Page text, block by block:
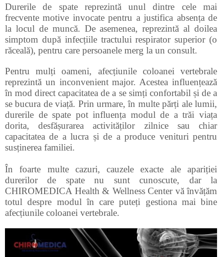
Durerile de spate reprezintă unul dintre cele mai
frecvente motive invocate pentru a justifica absența de
la locul de muncă. De asemenea, reprezintă al doilea
simptom după infecțiile tractului respirator superior (o
răceală), pentru care persoanele merg la un consult.
Pentru mulți oameni, afecțiunile coloanei vertebrale
reprezintă un inconvenient major. Acestea influențează
în mod direct capacitatea de a se simți confortabil și de a
se bucura de viață. Prin urmare, în multe părți ale lumii,
durerile de spate pot influența modul de a trăi viața
dorita, desfășurarea activităților zilnice sau chiar
capacitatea de a lucra și de a produce venituri pentru
susținerea familiei.
În foarte multe cazuri, cauzele exacte ale apariției
durerilor de spate nu sunt cunoscute, dar la
CHIROMEDICA Health & Wellness Center vă învățăm
totul despre modul în care puteți gestiona mai bine
afecțiunile coloanei vertebrale.